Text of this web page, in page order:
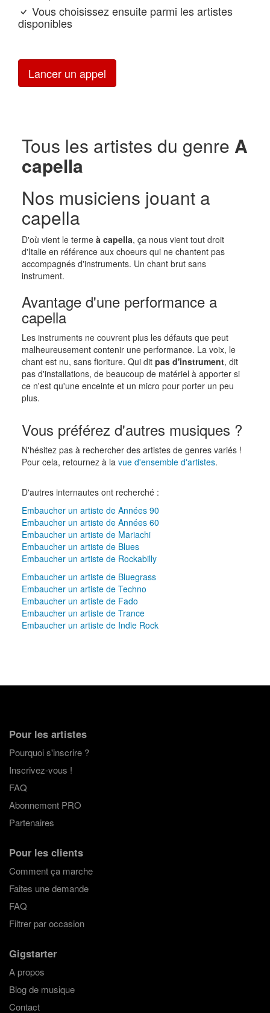
Vous choisissez ensuite parmi les artistes
disponibles
Lancer un appel
Tous les artistes du genre A
capella
Nos musiciens jouant a
capella
D'où vient le terme à capella, ça nous vient tout droit
d'Italie en référence aux choeurs qui ne chantent pas
accompagnés d'instruments. Un chant brut sans
instrument.
Avantage d'une performance a
capella
Les instruments ne couvrent plus les défauts que peut
malheureusement contenir une performance. La voix, le
chant est nu, sans fioriture. Qui dit pas d'instrument, dit
pas d'installations, de beaucoup de matériel à apporter si
ce n'est qu'une enceinte et un micro pour porter un peu
plus.
Vous préférez d'autres musiques ?
N'hésitez pas à rechercher des artistes de genres variés !
Pour cela, retournez à la vue d'ensemble d'artistes.
D'autres internautes ont recherché :
Embaucher un artiste de Années 90
Embaucher un artiste de Années 60
Embaucher un artiste de Mariachi
Embaucher un artiste de Blues
Embaucher un artiste de Rockabilly
Embaucher un artiste de Bluegrass
Embaucher un artiste de Techno
Embaucher un artiste de Fado
Embaucher un artiste de Trance
Embaucher un artiste de Indie Rock
Pour les artistes
Pourquoi s'inscrire ?
Inscrivez-vous !
FAQ
Abonnement PRO
Partenaires
Pour les clients
Comment ça marche
Faites une demande
FAQ
Filtrer par occasion
Gigstarter
A propos
Blog de musique
Contact